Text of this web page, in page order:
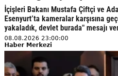
İçişleri Bakanı Mustafa Çiftçi ve
Esenyurt’ta kameralar karşısına
yakaladık, devlet burada" mesajı
08.08.2026 23:00:00
Haber Merkezi